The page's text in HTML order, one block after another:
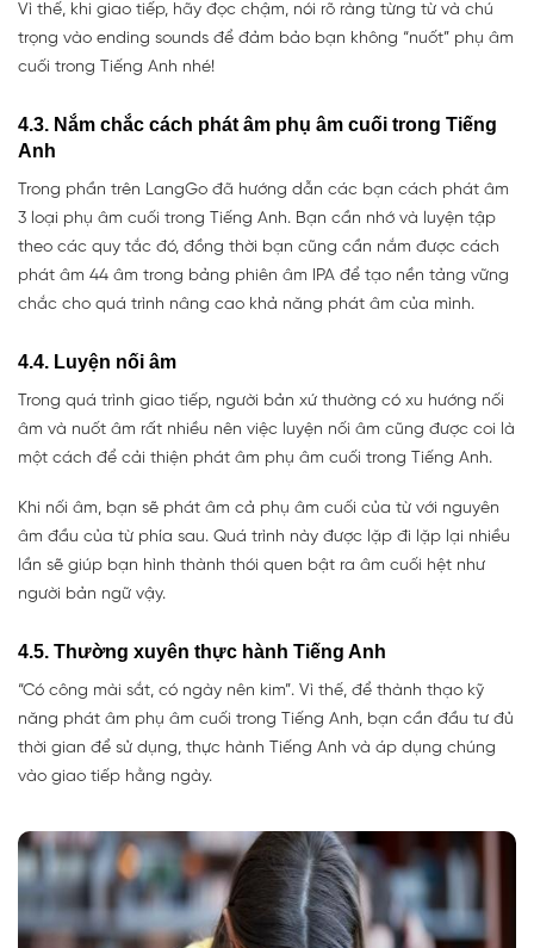
Vì thế, khi giao tiếp, hãy đọc chậm, nói rõ ràng từng từ và chú
trọng vào ending sounds để đảm bảo bạn không “nuốt” phụ âm
cuối trong Tiếng Anh nhé!
4.3. Nắm chắc cách phát âm phụ âm cuối trong Tiếng
Anh
Trong phần trên LangGo đã hướng dẫn các bạn cách phát âm
3 loại phụ âm cuối trong Tiếng Anh. Bạn cần nhớ và luyện tập
theo các quy tắc đó, đồng thời bạn cũng cần nắm được cách
phát âm 44 âm trong bảng phiên âm IPA để tạo nền tảng vững
chắc cho quá trình nâng cao khả năng phát âm của mình.
4.4. Luyện nối âm
Trong quá trình giao tiếp, người bản xứ thường có xu hướng nối
âm và nuốt âm rất nhiều nên việc luyện nối âm cũng được coi là
một cách để cải thiện phát âm phụ âm cuối trong Tiếng Anh.
Khi nối âm, bạn sẽ phát âm cả phụ âm cuối của từ với nguyên
âm đầu của từ phía sau. Quá trình này được lặp đi lặp lại nhiều
lần sẽ giúp bạn hình thành thói quen bật ra âm cuối hệt như
người bản ngữ vậy.
4.5. Thường xuyên thực hành Tiếng Anh
“Có công mài sắt, có ngày nên kim”. Vì thế, để thành thạo kỹ
năng phát âm phụ âm cuối trong Tiếng Anh, bạn cần đầu tư đủ
thời gian để sử dụng, thực hành Tiếng Anh và áp dụng chúng
vào giao tiếp hằng ngày.